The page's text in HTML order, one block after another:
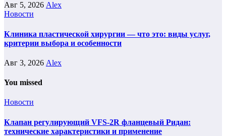
Авг 5, 2026 Alex
Новости
Клиника пластической хирургии — что это: виды услуг,
критерии выбора и особенности
Авг 3, 2026 Alex
You missed
Новости
Клапан регулирующий VFS-2R фланцевый Ридан:
технические характеристики и применение